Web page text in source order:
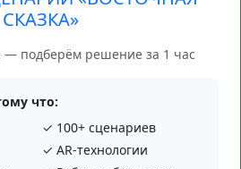
СКАЗКА»
подберём решение за 1 час
что:
✓ 100+ сценариев
✓ AR‑технологии